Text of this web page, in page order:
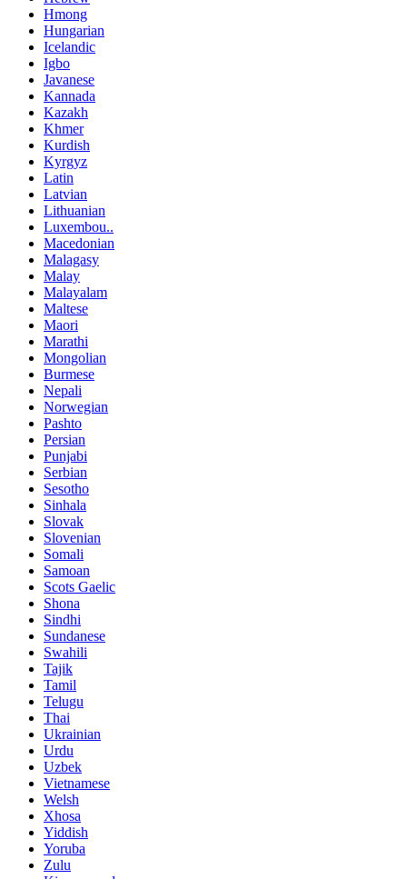
Hmong
Hungarian
Icelandic
Igbo
Javanese
Kannada
Kazakh
Khmer
Kurdish
Kyrgyz
Latin
Latvian
Lithuanian
Luxembou..
Macedonian
Malagasy
Malay
Malayalam
Maltese
Maori
Marathi
Mongolian
Burmese
Nepali
Norwegian
Pashto
Persian
Punjabi
Serbian
Sesotho
Sinhala
Slovak
Slovenian
Somali
Samoan
Scots Gaelic
Shona
Sindhi
Sundanese
Swahili
Tajik
Tamil
Telugu
Thai
Ukrainian
Urdu
Uzbek
Vietnamese
Welsh
Xhosa
Yiddish
Yoruba
Zulu